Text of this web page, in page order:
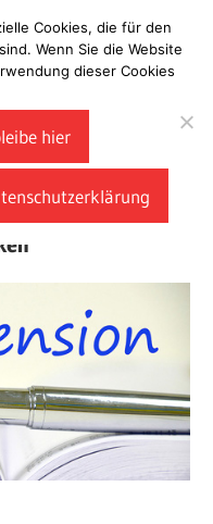
Cookies, die für den
Wenn Sie die Website
dieser Cookies
hier